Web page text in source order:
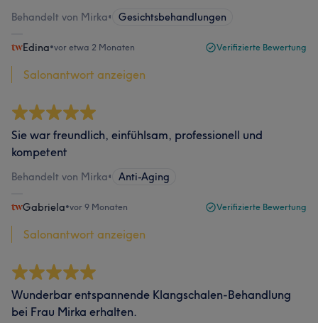
Behandelt von Mirka• Gesichtsbehandlungen
Edina•vor etwa 2 Monaten Verifizierte Bewertung
Salonantwort anzeigen
Sie war freundlich, einfühlsam, professionell und
kompetent
Behandelt von Mirka• Anti-Aging
Gabriela•vor 9 Monaten Verifizierte Bewertung
Salonantwort anzeigen
Wunderbar entspannende Klangschalen-Behandlung
bei Frau Mirka erhalten.